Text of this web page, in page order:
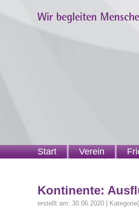
Start Verein
Kontinente:
erstellt am: 30.06.2020 |